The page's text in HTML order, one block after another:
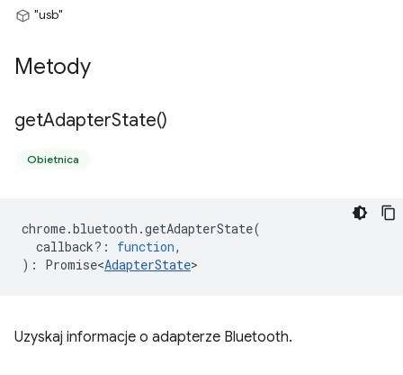
"usb"
Metody
getAdapterState()
Obietnica
chrome.bluetooth .getAdapterState(
callback? : function,
) : Promise<AdapterState>
Uzyskaj informacje o adapterze Bluetooth.